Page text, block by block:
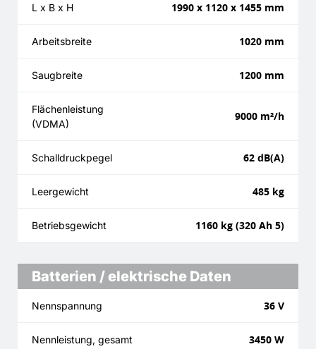
L x B x H 1990 x 1120 x 1455 mm
Arbeitsbreite 1020 mm
Saugbreite 1200 mm
Flächenleistung
(VDMA)
9000 m²/h
Schalldruckpegel 62 dB(A)
Leergewicht 485 kg
Betriebsgewicht 1160 kg (320 Ah 5)
Batterien / elektrische Daten
Nennspannung 36 V
Nennleistung, gesamt 3450 W